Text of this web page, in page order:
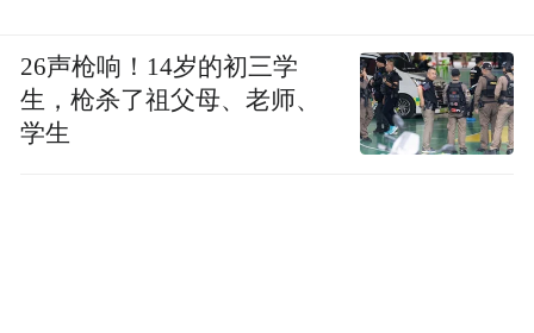
26声枪响！14岁的初三学
生，枪杀了祖父母、老师、
学生